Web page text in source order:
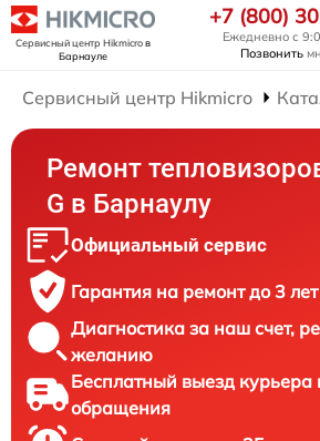
Сервисный центр Hikmicroв
Барнауле
+7 (800)
Ежедневно с
Позвонить
Сервисный центр Hikmicro
Ремонт
G в Барнаулу
Официальный сервис
Гарантия на ремонт до 3 лет
Диагностика за наш счет,
желанию
Бесплатный выезд курьера
обращения